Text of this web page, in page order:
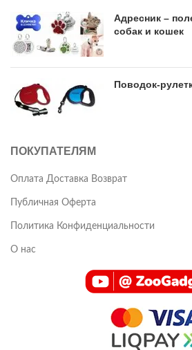
Адресник –
собак и кошек
Поводок-
ПОКУПАТЕЛЯМ
Оплата Доставка Возврат
Публичная Оферта
Политика Конфиденциальности
О нас